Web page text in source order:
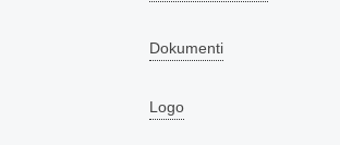
Dokumenti
Logo